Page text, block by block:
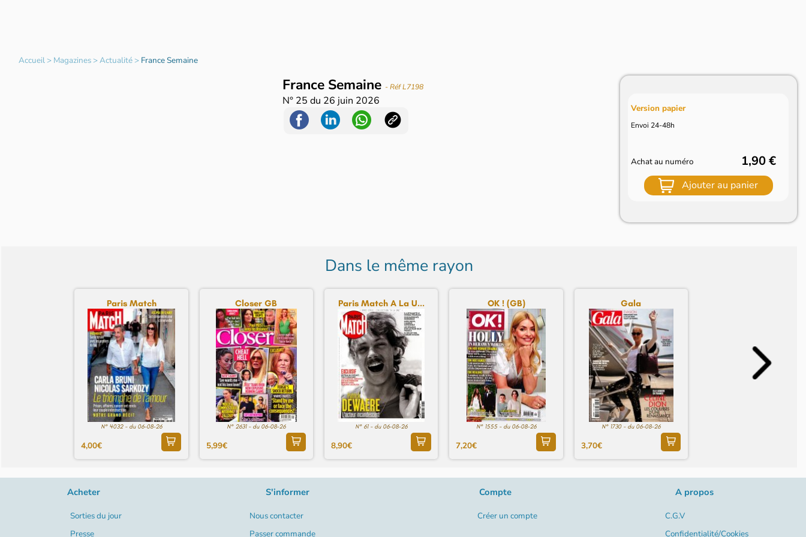
Accueil> Magazines>Actualité> France Semaine
France Semaine - Réf L7198
N° 25 du 26 juin 2026
Version papier
Envoi 24-48h
Achat au numéro 1,90 €
Ajouter au panier
Dans le même rayon
Paris Match
N° 4032 - du 06-08-26
4,00€
Closer GB
N° 2631 - du 06-08-26
5,99€
Paris Match A La U...
N° 61 - du 06-08-26
8,90€
OK ! (GB)
N° 1555 - du 06-08-26
7,20€
Gala
N° 1730 - du 06-08-26
3,70€
Acheter
Sorties du jour
Presse
S'informer
Nous contacter
Passer commande
Compte
Créer un compte
A propos
C.G.V
Confidentialité/Cookies